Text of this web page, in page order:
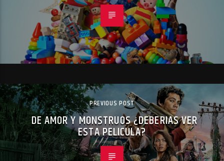
PREVIOUS POST
DE AMOR Y MONSTRUOS ¿DEBERIAS VER
ESTA PELICULA?